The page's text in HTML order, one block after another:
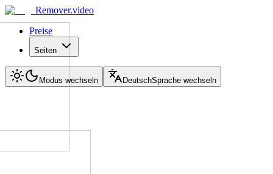
Remover.video
Preise
Seiten
Modus wechseln DeutschSprache wechseln